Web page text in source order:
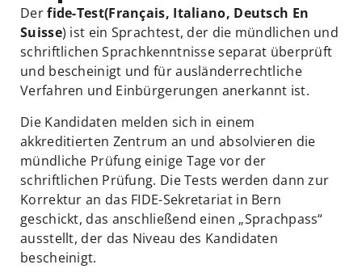
Derfide-Test(Français, Italiano, Deutsch En
Suisse) ist ein Sprachtest, der die mündlichen und
schriftlichen Sprachkenntnisse separat überprüft
und bescheinigt und für ausländerrechtliche
Verfahren und Einbürgerungen anerkannt ist.
Die Kandidaten melden sich in einem
akkreditierten Zentrum an und absolvieren die
mündliche Prüfung einige Tage vor der
schriftlichen Prüfung. Die Tests werden dann zur
Korrektur an das FIDE-Sekretariat in Bern
geschickt, das anschließend einen „Sprachpass“
ausstellt, der das Niveau des Kandidaten
bescheinigt.